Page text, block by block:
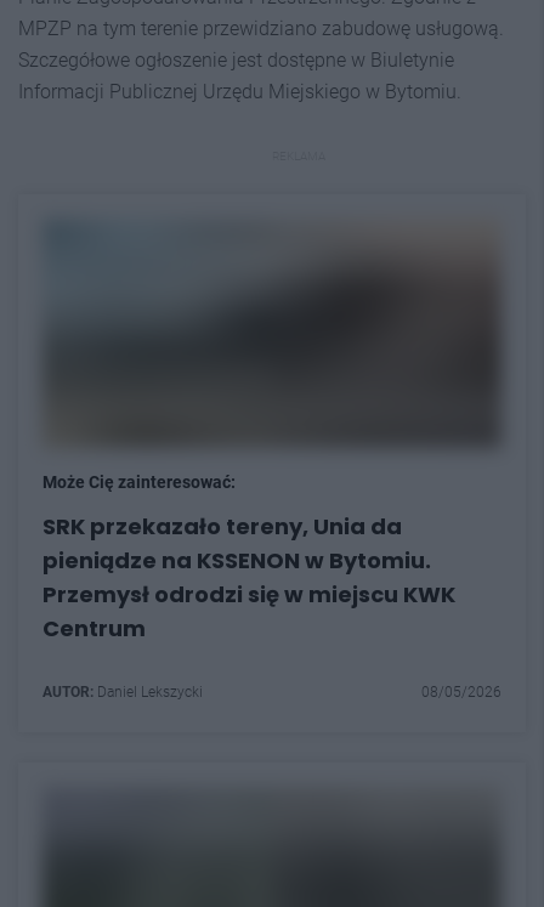
MPZP na tym terenie przewidziano zabudowę usługową.
Szczegółowe ogłoszenie jest dostępne w Biuletynie
Informacji Publicznej Urzędu Miejskiego w Bytomiu.
Może Cię zainteresować:
SRK przekazało tereny, Unia da
pieniądze na KSSENON w Bytomiu.
Przemysł odrodzi się w miejscu KWK
Centrum
AUTOR: Daniel Lekszycki 08/05/2026